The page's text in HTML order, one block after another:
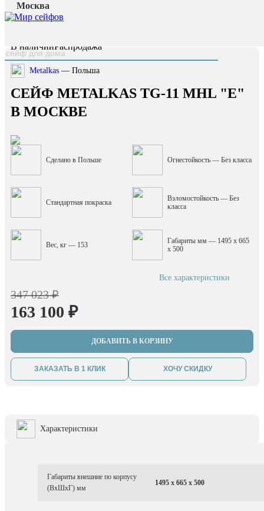
Москва
Главная страница
Каталог /
В наличииРаспродажа
Metalkas — Польша
СЕЙФ METALKAS TG-11 MHL "E"
В МОСКВЕ
Сделано в Польше Огнестойкость — Без класса
Стандартная покраска
Взломостойкость — Без
класса
Вес, кг — 153
Габариты мм — 1495 x 665
x 500
Все характеристики
347 023 ₽
163 100 ₽
ДОБАВИТЬ В КОРЗИНУ
ЗАКАЗАТЬ В 1 КЛИК ХОЧУ СКИДКУ
Характеристики
Габариты внешние по корпусу
(ВхШхГ) мм
1495 x 665 x 500